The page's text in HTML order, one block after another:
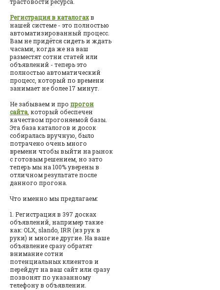
Регистрация в каталогахв
нашей системе - это полностью
автоматизированный процесс.
Вам не придётся сидеть и ждать
часами, когда же на ваш
разместят сотни статей или
объявлений - теперь это
полностью автоматический
процесс, который по времени
занимает не более 17 минут.
Не забываем и про прогон
сайта , который обеспечен
качеством прогоняемой базы.
Эта база каталогов и досок
собиралась вручную, было
потрачено очень много
времени чтобы выйти на рынок
с готовым решением, но зато
теперь мы на 100% уверены в
отличном результате после
данного прогона.
Что именно мы предлагаем:
1. Регистрация в 397 досках
объявлений, например такие
как: OLX, slando, IRR (из рук в
руки) и многие другие. На ваше
объявление сразу обратят
внимание сотни
потенциальных клиентов и
перейдут на ваш сайт или сразу
позвонят по указанному
телефону в объявлении.